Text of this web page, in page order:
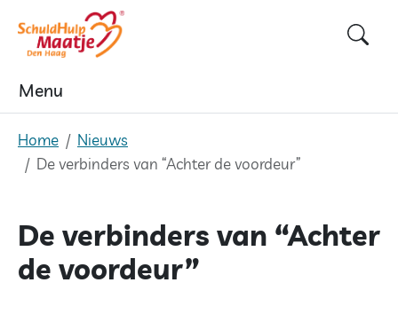
Menu
Home
Nieuws
De verbinders van “Achter de voordeur”
De verbinders van “Achter
de voordeur”